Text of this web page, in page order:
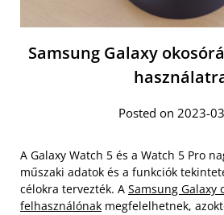
Samsung Galaxy
Posted on 2023-
A Galaxy Watch 5 és a Watch 5 Pro
műszaki adatok és a funkciók
célokra tervezték. A Samsung Galaxy
felhasználónak megfelelhetnek,